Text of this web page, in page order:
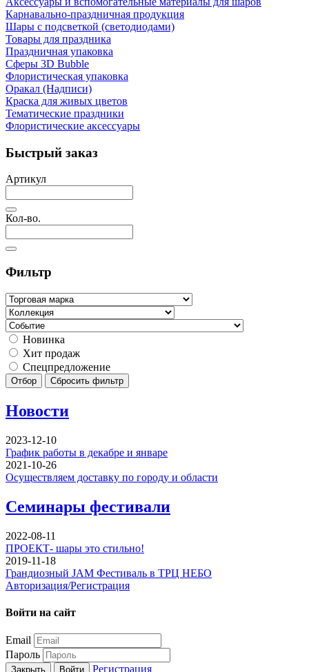
Карнавально-праздничная продукция
Шары с подсветкой (светодиодами)
Товары для праздника
Праздничная упаковка
Сферы 3D Bubble
Флористическая упаковка
Оракал (Надписи)
Краска для живых цветов
Тематические праздники
Флористические аксессуары
Быстрый заказ
Артикул
Кол-во.
Фильтр
Новинка
Хит продаж
Спецпредложение
Отбор Сбросить фильтр
Новости
2023-12-10
График работы в декабре и январе
2021-10-26
Осуществляем доставку по городу и области
Семинары фестивали
2022-08-11
ПРОЕКТ- шары это стильно!
2019-11-18
Грандиозный JAM Фестиваль в ТРЦ НЕБО
Авторизация/Регистрация
Войти на сайт
Email
Пароль
Закрыть Войти Регистрация